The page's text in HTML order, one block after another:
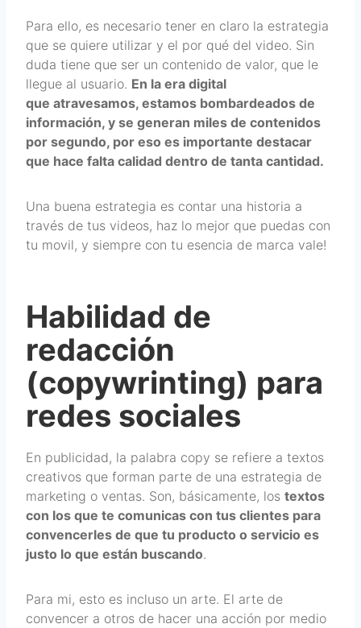
Para ello, es necesario tener en claro la estrategia
que se quiere utilizar y el por qué del video. Sin
duda tiene que ser un contenido de valor, que le
llegue al usuario. En la era digital
que atravesamos, estamos bombardeados de
información, y se generan miles de contenidos
por segundo, por eso es importante destacar
que hace falta calidad dentro de tanta cantidad.
Una buena estrategia es contar una historia a
través de tus videos, haz lo mejor que puedas con
tu movil, y siempre con tu esencia de marca vale!
Habilidad de
redacción
(copywrinting) para
redes sociales
En publicidad, la palabra copy se refiere a textos
creativos que forman parte de una estrategia de
marketing o ventas. Son, básicamente, los textos
con los que te comunicas con tus clientes para
convencerles de que tu producto o servicio es
justo lo que están buscando.
Para mi, esto es incluso un arte. El arte de
convencer a otros de hacer una acción por medio